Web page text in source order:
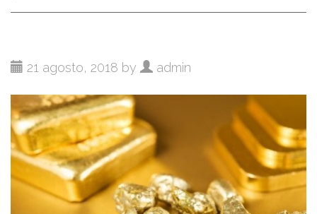
21 agosto, 2018 by admin